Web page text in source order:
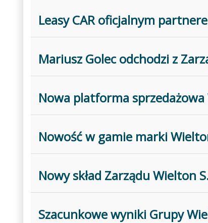
Leasy CAR oficjalnym
Mariusz Golec odchodzi z
Nowa platforma
Nowość w gamie marki
Nowy skład Zarządu Wielton
Szacunkowe wyniki Grupy